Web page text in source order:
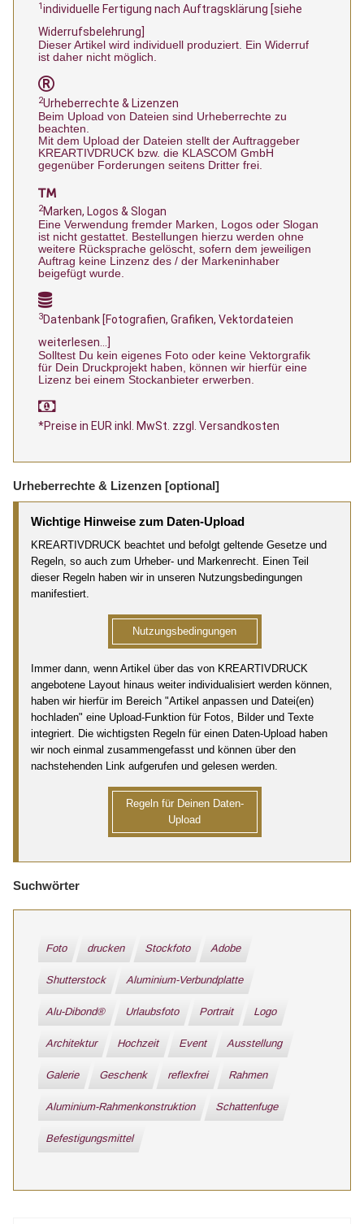
1individuelle Fertigung nach Auftragsklärung [siehe
Widerrufsbelehrung]
Dieser Artikel wird individuell produziert. Ein Widerruf
ist daher nicht möglich.
2Urheberrechte & Lizenzen
Beim Upload von Dateien sind Urheberrechte zu
beachten.
Mit dem Upload der Dateien stellt der Auftraggeber
KREARTIVDRUCK bzw. die KLASCOM GmbH
gegenüber Forderungen seitens Dritter frei.
2Marken, Logos & Slogan
Eine Verwendung fremder Marken, Logos oder Slogan
ist nicht gestattet. Bestellungen hierzu werden ohne
weitere Rücksprache gelöscht, sofern dem jeweiligen
Auftrag keine Linzenz des / der Markeninhaber
beigefügt wurde.
3Datenbank [Fotografien, Grafiken, Vektordateien
weiterlesen...]
Solltest Du kein eigenes Foto oder keine Vektorgrafik
für Dein Druckprojekt haben, können wir hierfür eine
Lizenz bei einem Stockanbieter erwerben.
*Preise in EUR inkl. MwSt. zzgl. Versandkosten
Urheberrechte & Lizenzen [optional]
Wichtige Hinweise zum Daten-Upload
KREARTIVDRUCK beachtet und befolgt geltende Gesetze und
Regeln, so auch zum Urheber- und Markenrecht. Einen Teil
dieser Regeln haben wir in unseren Nutzungsbedingungen
manifestiert.
Nutzungsbedingungen
Immer dann, wenn Artikel über das von KREARTIVDRUCK
angebotene Layout hinaus weiter individualisiert werden können,
haben wir hierfür im Bereich "Artikel anpassen und Datei(en)
hochladen" eine Upload-Funktion für Fotos, Bilder und Texte
integriert. Die wichtigsten Regeln für einen Daten-Upload haben
wir noch einmal zusammengefasst und können über den
nachstehenden Link aufgerufen und gelesen werden.
Regeln für Deinen Daten-
Upload
Suchwörter
Foto drucken Stockfoto Adobe
Shutterstock Aluminium-Verbundplatte
Alu-Dibond® Urlaubsfoto Portrait Logo
Architektur Hochzeit Event Ausstellung
Galerie Geschenk reflexfrei Rahmen
Aluminium-Rahmenkonstruktion Schattenfuge
Befestigungsmittel